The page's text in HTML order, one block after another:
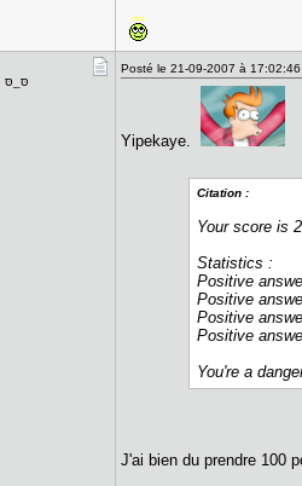
ಠ_ಠ ۞_۟۞ ┌( ಠ_ಠ)┘ סּ_סּ
Posté le 21-09-2007 à 17:02:46
Yipekaye.
Citation :
Your score is
Statistics :
Positive
Positive
Positive
Positive
You're a
J'ai bien du prendre 100